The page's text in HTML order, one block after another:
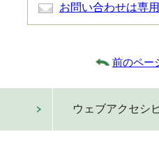
お問い合わせは専
前のペー
ウェブアクセシ